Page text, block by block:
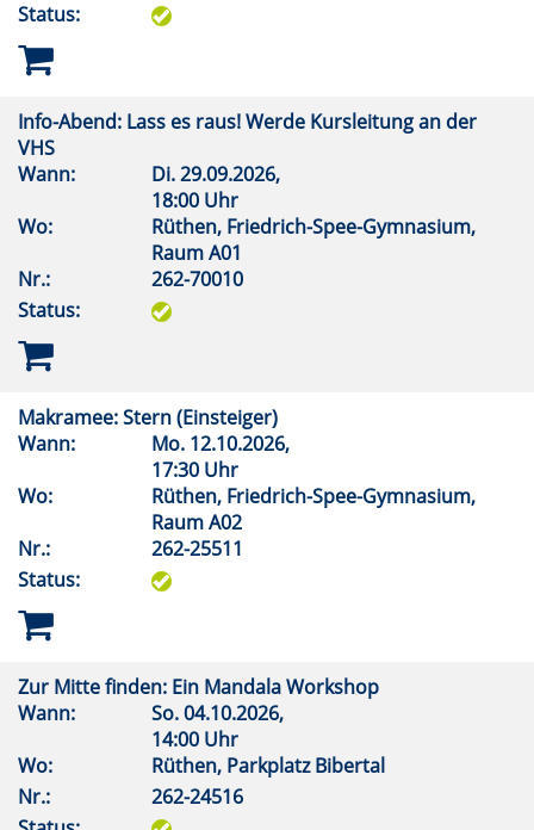
Status:
Info-Abend: Lass es raus! Werde Kursleitung an der
VHS
Wann:
Di.29.09.2026,
18:00 Uhr
Wo:
Rüthen, Friedrich-Spee-Gymnasium,
Raum A01
Nr.:
262-70010
Status:
Makramee: Stern (Einsteiger)
Wann:
Mo. 12.10.2026,
17:30 Uhr
Wo:
Rüthen, Friedrich-Spee-Gymnasium,
Raum A02
Nr.:
262-25511
Status:
Zur Mitte finden: Ein Mandala Workshop
Wann:
So.04.10.2026,
14:00 Uhr
Wo:
Rüthen, Parkplatz Bibertal
Nr.:
262-24516